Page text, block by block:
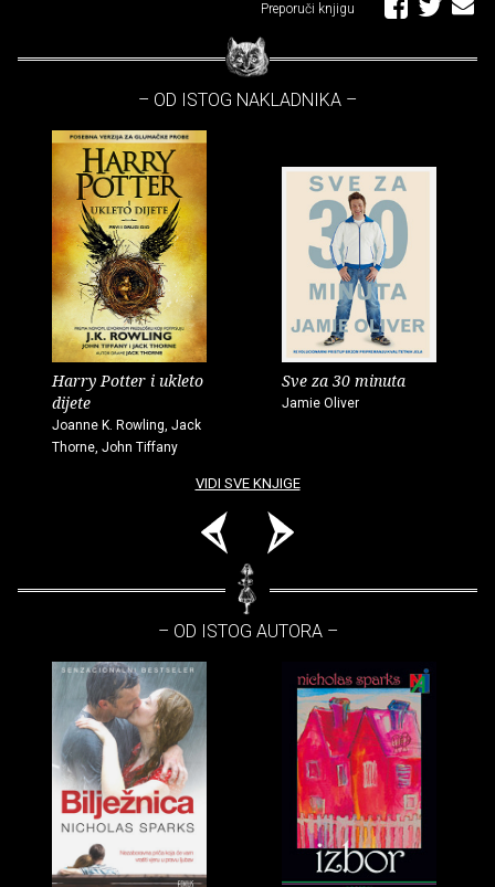
Preporuči knjigu
– OD ISTOG NAKLADNIKA –
Harry Potter i ukleto
dijete
Joanne K. Rowling, Jack
Thorne, John Tiffany
Sve za 30 minuta
Jamie Oliver
VIDI SVE KNJIGE
– OD ISTOG AUTORA –